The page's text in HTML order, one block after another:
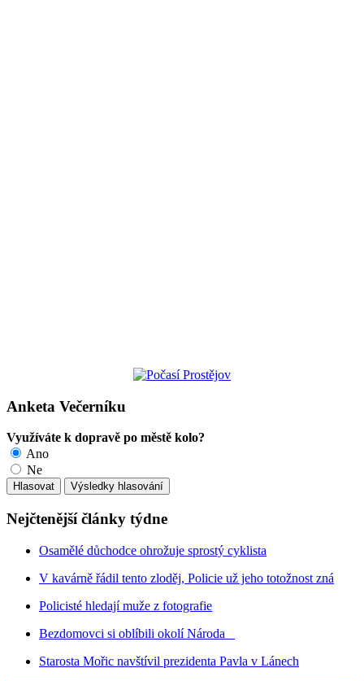
Anketa Večerníku
Využíváte k dopravě po městě kolo?
Ano
Ne
Nejčtenější články týdne
Osamělé důchodce ohrožuje sprostý cyklista
V kavárně řádil tento zloděj, Policie už jeho totožnost zná
Policisté hledají muže z fotografie
Bezdomovci si oblíbili okolí Národa
Starosta Mořic navštívil prezidenta Pavla v Lánech